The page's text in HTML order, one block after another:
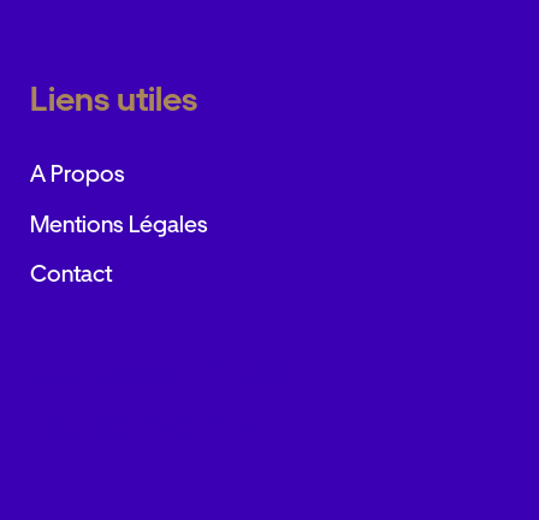
Liens utiles
A Propos
Mentions Légales
Contact